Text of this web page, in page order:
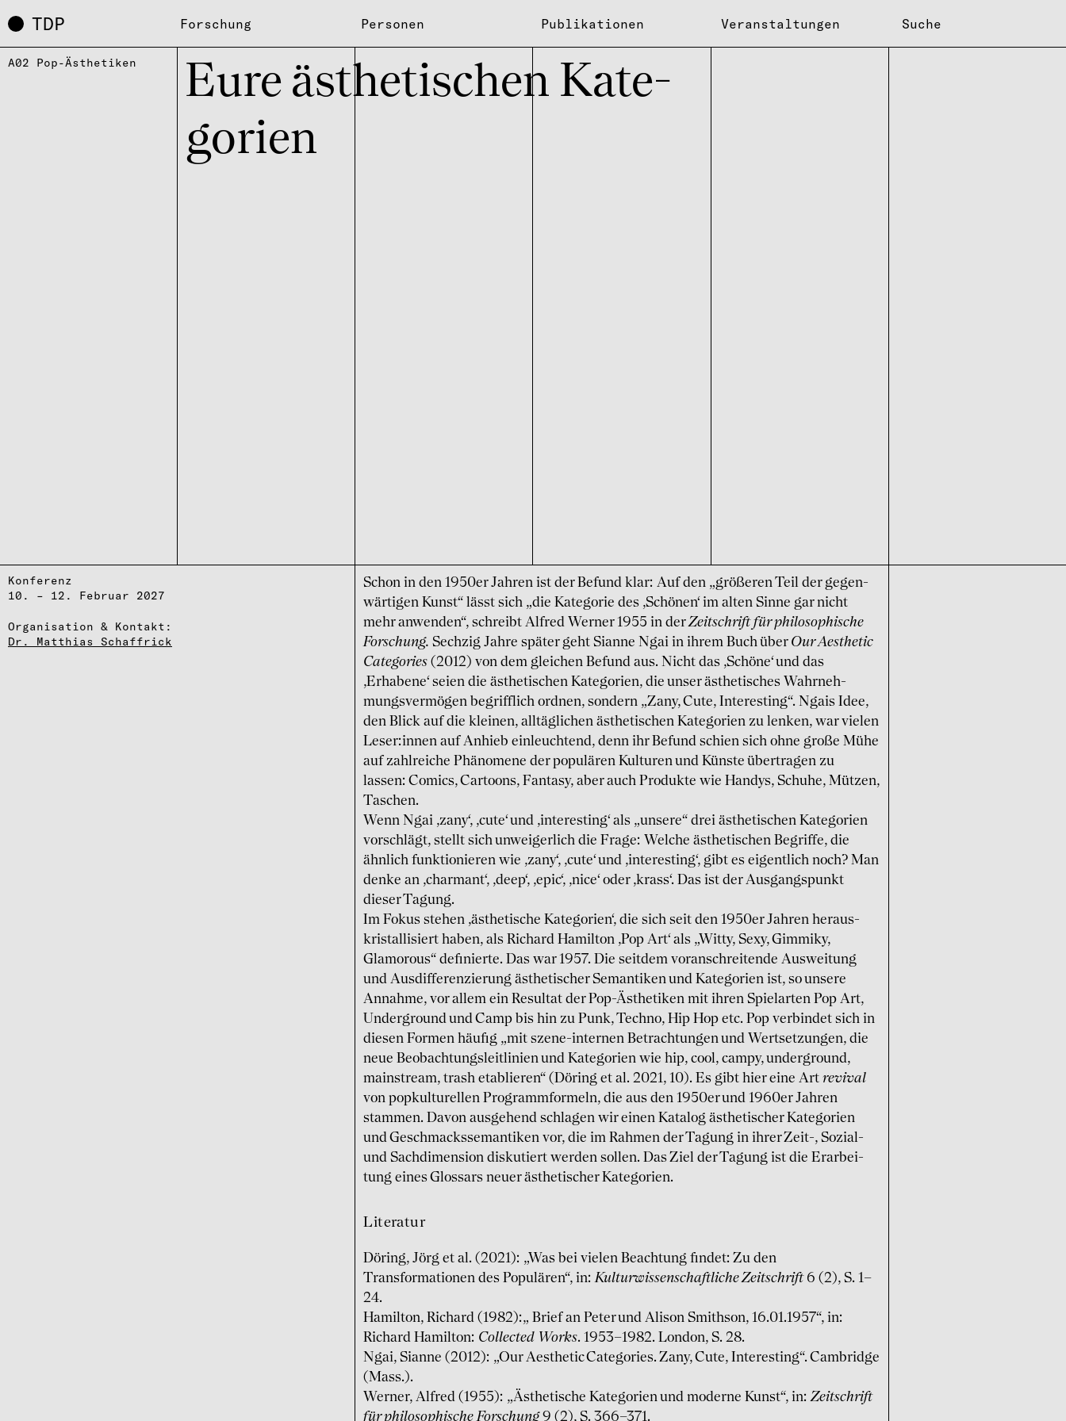
TDP Forschung Personen Publikationen Veranstaltungen Suche
Eure ästhe­ti­schen Kate­
go­rien
A02 Pop-Ästhetiken
Konferenz
10. – 12. Februar 2027
Organisation & Kontakt:
Dr. Matthias Schaffrick
Schon in den 1950er Jahren ist der Befund klar: Auf den „größeren Teil der gegen­
wärtigen Kunst“ lässt sich „die Kate­gorie des ‚Schönen‘ im alten Sinne gar nicht
mehr anwenden“, schreibt Alfred Werner 1955 in derZeit­schrift für philo­sophi­sche
Forschung. Sechzig Jahre später geht Sianne Ngai in ihrem Buch über Our Aesthetic
Cate­gories (2012) von dem gleichen Befund aus. Nicht das ‚Schöne‘ und das
‚Erhabene‘ seien die ästhe­tischen Kate­gorien, die unser ästhe­tisches Wahrneh­
mungs­vermögen begriff­lich ordnen, sondern „Zany, Cute, Interesting“. Ngais Idee,
den Blick auf die kleinen, alltäg­lichen ästhe­tischen Kate­gorien zu lenken, war vielen
Leser:innen auf Anhieb einleuchtend, denn ihr Befund schien sich ohne große Mühe
auf zahl­reiche Phäno­mene der popu­lären Kulturen und Künste über­tragen zu
lassen: Comics, Cartoons, Fantasy, aber auch Produkte wie Handys, Schuhe, Mützen,
Taschen.
Wenn Ngai ‚zany‘, ‚cute‘ und ‚interesting‘ als „unsere“ drei ästhe­tischen Kate­gorien
vorschlägt, stellt sich unweiger­lich die Frage: Welche ästhe­tischen Begriffe, die
ähnlich funktio­nieren wie ‚zany‘, ‚cute‘ und ‚interesting‘, gibt es eigent­lich noch? Man
denke an ‚charmant‘, ‚deep‘, ‚epic‘, ‚nice‘ oder ‚krass‘. Das ist der Ausgangs­punkt
dieser Tagung.
Im Fokus stehen ‚ästhe­tische Kate­gorien‘, die sich seit den 1950er Jahren heraus­
kristal­lisiert haben, als Richard Hamilton ‚Pop Art‘ als „Witty, Sexy, Gimmiky,
Glamorous“ definierte. Das war 1957. Die seitdem voran­schrei­tende Auswei­tung
und Ausdiffe­renzie­rung ästhe­tischer Seman­tiken und Kate­gorien ist, so unsere
Annahme, vor allem ein Resultat der Pop-Ästhe­tiken mit ihren Spiel­arten Pop Art,
Under­ground und Camp bis hin zu Punk, Techno, Hip Hop etc. Pop verbindet sich in
diesen Formen häufig „mit szene-internen Betrach­tungen und Wert­setzungen, die
neue Beob­achtungs­leitlinien und Kate­gorien wie hip, cool, campy, under­ground,
main­stream, trash etablieren“ (Döring et al. 2021, 10). Es gibt hier eine Artrevival
von popkul­turellen Programm­formeln, die aus den 1950er und 1960er Jahren
stammen. Davon ausgehend schlagen wir einen Katalog ästhe­tischer Kate­gorien
und Geschmacks­seman­tiken vor, die im Rahmen der Tagung in ihrer Zeit-, Sozial-
und Sach­dimension diskutiert werden sollen. Das Ziel der Tagung ist die Erarbei­
tung eines Glossars neuer ästhe­tischer Kate­gorien.
Literatur
Döring, Jörg et al. (2021): „Was bei vielen Beachtung findet: Zu den
Transformationen des Populären“, in:Kulturwissenschaftliche Zeitschrift6 (2), S. 1–
24.
Hamilton, Richard (1982):„ Brief an Peter und Alison Smithson, 16.01.1957“, in:
Richard Hamilton: Collected Works. 1953–1982. London, S. 28.
Ngai, Sianne (2012): „Our Aesthetic Categories. Zany, Cute, Interesting“. Cambridge
(Mass.).
Werner, Alfred (1955): „Ästhetische Kategorien und moderne Kunst“, in:Zeitschrift
für philosophische Forschung9 (2), S. 366–371.